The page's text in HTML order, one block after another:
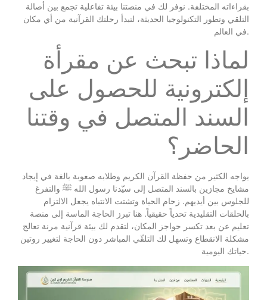
بقراءاته المختلفة. نوفر لك في منصتنا بيئة تفاعلية تجمع بين أصالة
التلقي وتطور التكنولوجيا الحديثة، لتبدأ رحلتك القرآنية من أي مكان
في العالم.
لماذا تبحث عن مقرأة
إلكترونية للحصول على
السند المتصل في وقتنا
الحاضر؟
يواجه الكثير من حفظة القرآن الكريم وطلابه صعوبة بالغة في إيجاد
مشايخ مجازين بالسند المتصل إلى سيّدنا رسول الله ﷺ والتفرغ
للجلوس بين أيديهم. زحام الحياة وتشتت الانتباه يجعل الالتزام
بالحلقات التقليدية تحدياً حقيقياً. هنا تبرز الحاجة الماسة إلى منصة
تعليم عن بعد تكسر حواجز المكان، لتقدم لك بيئة قرآنية مرنة تعالج
مشكلة الانقطاع وتسهل لك التلقّي المباشر دون الحاجة لتغيير روتين
حياتك اليومية.